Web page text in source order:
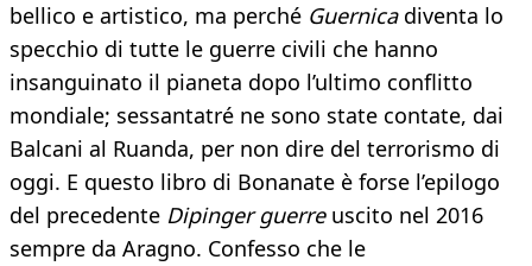
bellico e artistico, ma perché Guernicadiventa lo
specchio di tutte le guerre civili che hanno
insanguinato il pianeta dopo l’ultimo conflitto
mondiale; sessantatré ne sono state contate, dai
Balcani al Ruanda, per non dire del terrorismo di
oggi. E questo libro di Bonanate è forse l’epilogo
del precedente Dipinger guerreuscito nel 2016
sempre da Aragno. Confesso che le